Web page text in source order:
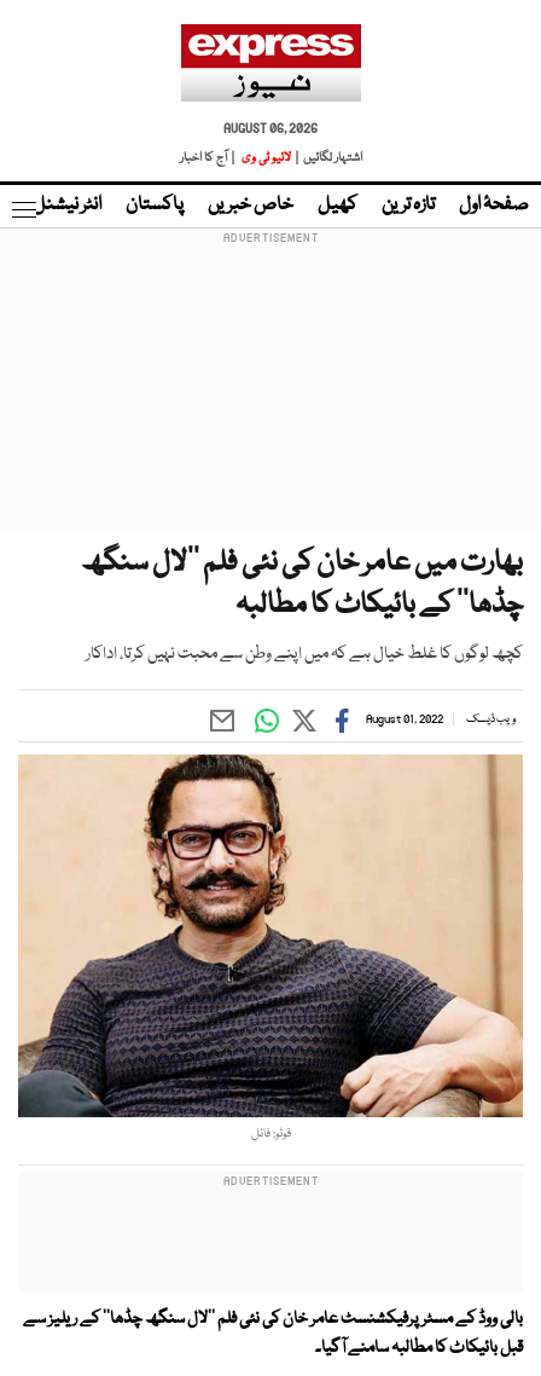
AUGUST 06, 2026
اشتہار لگائیں |
لائیو ٹی وی | آج کا اخبار
صفحۂ اول تازہ ترین کھیل خاص خبریں پاکستان انٹر نیشنل
بھارت میں عامر خان کی نئی فلم ’’لال سنگھ
چڈھا‘‘ کے بائیکاٹ کا مطالبہ
کچھ لوگوں کا غلط خیال ہے کہ میں اپنے وطن سے محبت نہیں کرتا، اداکار
ویب ڈیسک August 01, 2022
فوٹو: فائل
بالی ووڈ کے مسٹر پرفیکشنسٹ عامر خان کی نئی فلم ''لال سنگھ چڈھا'' کے ریلیز سے
قبل بائیکاٹ کا مطالبہ سامنے آگیا۔